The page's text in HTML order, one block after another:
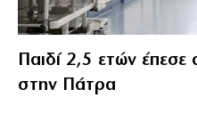
Παιδί 2,5 ετών έπεσε
στην Πάτρα